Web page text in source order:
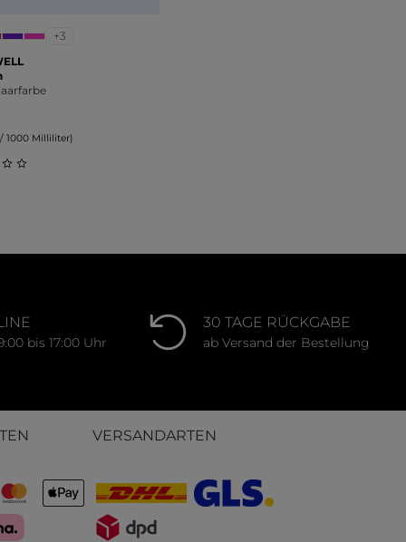
+3
/ 1000 Milliliter)
bis 17:00 Uhr
30 TAGE RÜCKGABE
ab Versand der Bestellung
VERSANDARTEN